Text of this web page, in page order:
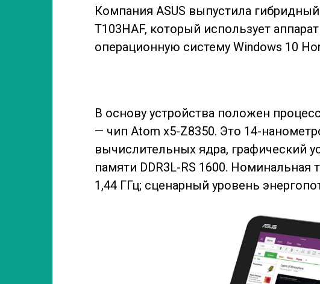
Компания ASUS выпустила
T103HAF, который использует
операционную систему Windows 10
В основу устройства положен
— чип Atom x5-Z8350. Это 14-
вычислительных ядра, графический
памяти DDR3L-RS 1600. Номинальная
1,44 ГГц; сценарный уровень